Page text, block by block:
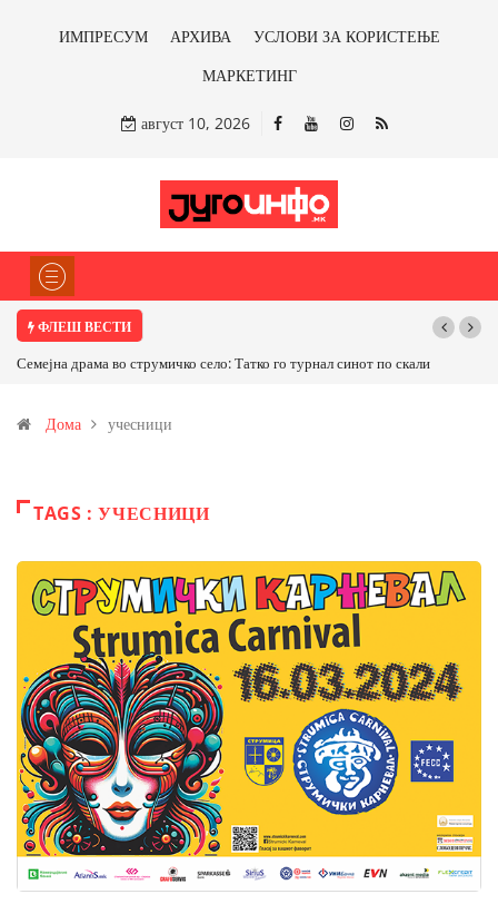
ИМПРЕСУМ АРХИВА
УСЛОВИ ЗА КОРИСТЕЊЕ
МАРКЕТИНГ
август 10, 2026
ФЛЕШ ВЕСТИ
Семејна драма во струмичко село: Татко го турнал синот по скали
Дома учесници
TAGS : УЧЕСНИЦИ